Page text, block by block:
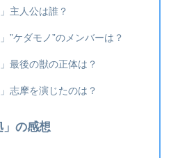
主人公は誰？
”ケダモノ”のメンバーは？
最後の獣の正体は？
志摩を演じたのは？
」の感想